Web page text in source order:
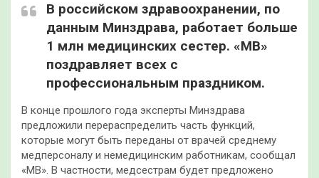
В российском здравоохранении, по
данным Минздрава, работает больше
1 млн медицинских сестер. «МВ»
поздравляет всех с
профессиональным праздником.
В конце прошлого года эксперты Минздрава
предложили перераспределить часть функций,
которые могут быть переданы от врачей среднему
медперсоналу и немедицинским работникам, сообщал
«МВ». В частности, медсестрам будет предложено